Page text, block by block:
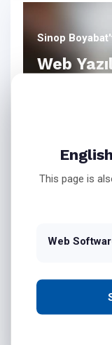
Sinop
Web
Bink
Hizmetleri
Taşıyın
This page is
Web